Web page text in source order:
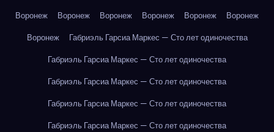
Воронеж
Воронеж Воронеж Воронеж Воронеж
Воронеж
Воронеж
Габриэль Гарсиа Маркес — Сто лет одиночества
Габриэль Гарсиа Маркес — Сто лет одиночества
Габриэль Гарсиа Маркес — Сто лет одиночества
Габриэль Гарсиа Маркес — Сто лет одиночества
Габриэль Гарсиа Маркес — Сто лет одиночества